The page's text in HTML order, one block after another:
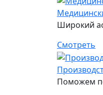
Широкий
Смотреть
Поможем